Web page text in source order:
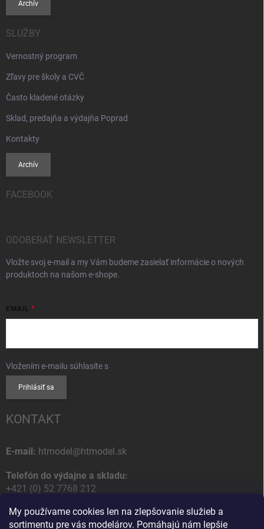
My používame cookies len na zlepšovanie služieb a
sortimentu pre vás modelárov. Pomáhajú nám lepšie
Archív
SLUŽBY
Vernostný program
Zľavy pre školy a CVČ
Často kladené otázky
Sklad, predajňa a výdajňa Poprad
Kontakty
Archív
FACEBOOK
ODOBERAŤ NEWSLETTER
Vložte svoj e-mail a my Vám budeme zasielať informácie o nových
produktoch na našom e-shope.
EMAIL
Vložením e-mailu súhlasíte s
Prihlásiť sa
KONTAKT
E-mail: htmodel@htmodel.sk
Telefón do výdajne a skladu:
+421 (0) 52 7768 212
Poštová / Odberná adresa:
HT model